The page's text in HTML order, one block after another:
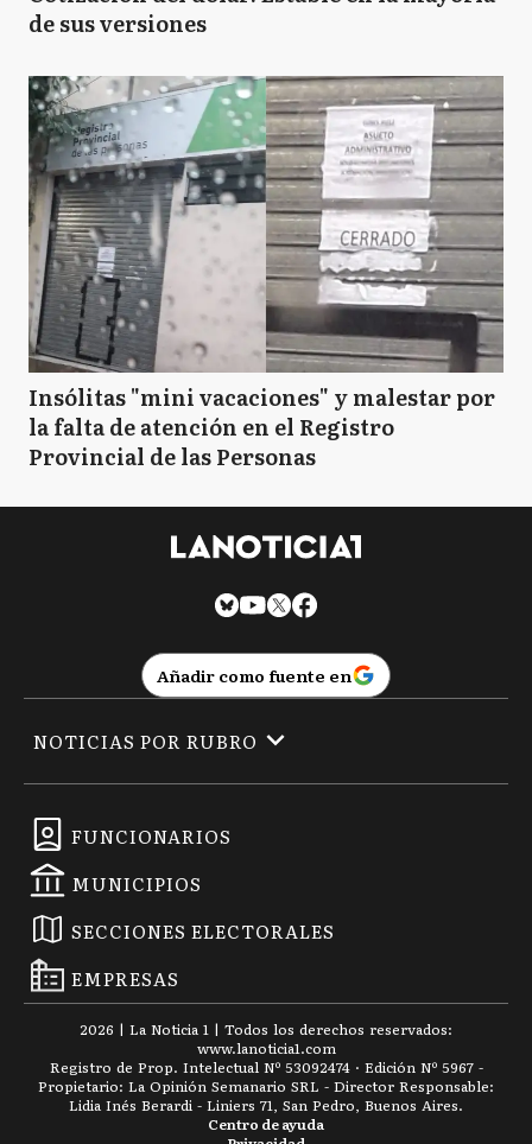
de sus versiones
Insólitas "mini vacaciones" y malestar por
la falta de atención en el Registro
Provincial de las Personas
Añadir como fuente en
FUNCIONARIOS
MUNICIPIOS
SECCIONES ELECTORALES
EMPRESAS
NOTICIAS POR RUBRO
2026 | La Noticia 1 | Todos los derechos reservados:
www.lanoticia1.com
Registro de Prop. Intelectual Nº 53092474 · Edición Nº 5967 -
Propietario: La Opinión Semanario SRL - Director Responsable:
Lidia Inés Berardi - Liniers 71, San Pedro, Buenos Aires.
Centro de ayuda